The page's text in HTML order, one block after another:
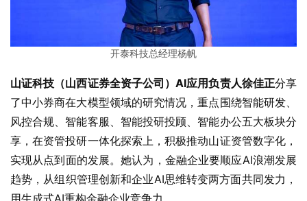
开泰科技总经理杨帆
山证科技（山西证券全资子公司）AI应用负责人徐佳正分享
了中小券商在大模型领域的研究情况，重点围绕智能研发、
风控合规、智能客服、智能投研投顾、智能办公五大板块分
享，在资管投研一体化探索上，积极推动山证资管数字化，
实现从点到面的发展。她认为，金融企业要顺应AI浪潮发展
趋势，从组织管理创新和企业AI思维转变两方面共同发力，